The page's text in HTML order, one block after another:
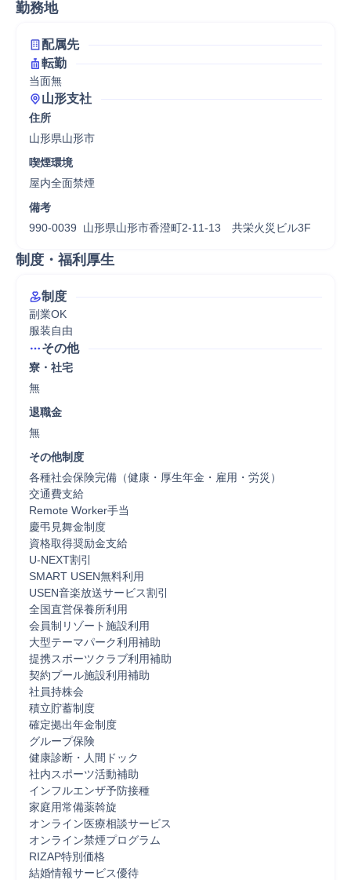
勤務地
配属先
転勤
当面無
山形支社
住所
山形県山形市
喫煙環境
屋内全面禁煙
備考
990-0039  山形県山形市香澄町2-11-13　共栄火災ビル3F
制度・福利厚生
制度
副業OK
服装自由
その他
寮・社宅
無
退職金
無
その他制度
各種社会保険完備（健康・厚生年金・雇用・労災）
交通費支給
Remote Worker手当
慶弔見舞金制度
資格取得奨励金支給
U-NEXT割引
SMART USEN無料利用
USEN音楽放送サービス割引
全国直営保養所利用
会員制リゾート施設利用
大型テーマパーク利用補助
提携スポーツクラブ利用補助
契約プール施設利用補助
社員持株会
積立貯蓄制度
確定拠出年金制度
グループ保険
健康診断・人間ドック
社内スポーツ活動補助
インフルエンザ予防接種
家庭用常備薬斡旋
オンライン医療相談サービス
オンライン禁煙プログラム
RIZAP特別価格
結婚情報サービス優待